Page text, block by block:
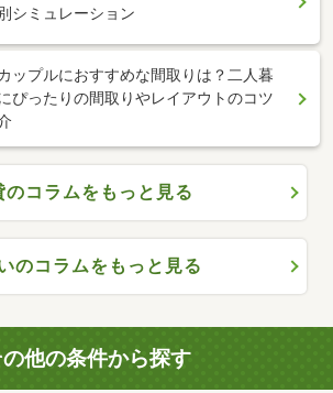
シミュレーション
ップルにおすすめな間取りは？二人暮
ぴったりの間取りやレイアウトのコツ
のコラムをもっと見る
のコラムをもっと見る
他の条件から探す